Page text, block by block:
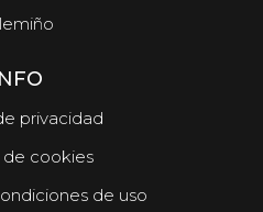
privacidad
de cookies
de uso